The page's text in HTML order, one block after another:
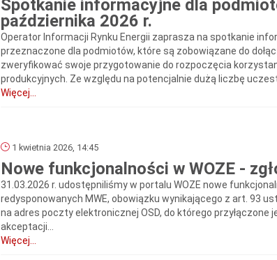
Spotkanie informacyjne dla
października 2026 r.
Operator Informacji Rynku Energii zaprasza na spotkanie
przeznaczone dla podmiotów, które są zobowiązane do
zweryfikować swoje przygotowanie do rozpoczęcia
produkcyjnych. Ze względu na potencjalnie dużą liczbę
Więcej...
1 kwietnia 2026, 14:45
Nowe funkcjonalności w WOZE -
31.03.2026 r. udostępniliśmy w portalu WOZE nowe
redysponowanych MWE, obowiązku wynikającego z art. 93
na adres poczty elektronicznej OSD, do którego przyłączone
akceptacji...
Więcej...